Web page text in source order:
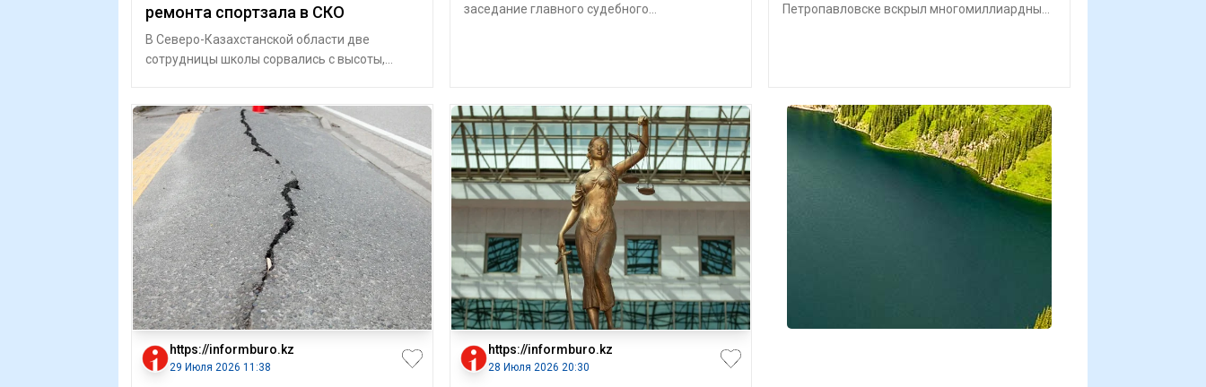
ремонта спортзала в СКО
В Северо-Казахстанской области две
сотрудницы школы сорвались с высоты,
заседание главного судебного
Петропавловске вскрыл многомиллиардные
https://informburo.kz
29 Июля 2026 11:38
https://informburo.kz
28 Июля 2026 20:30